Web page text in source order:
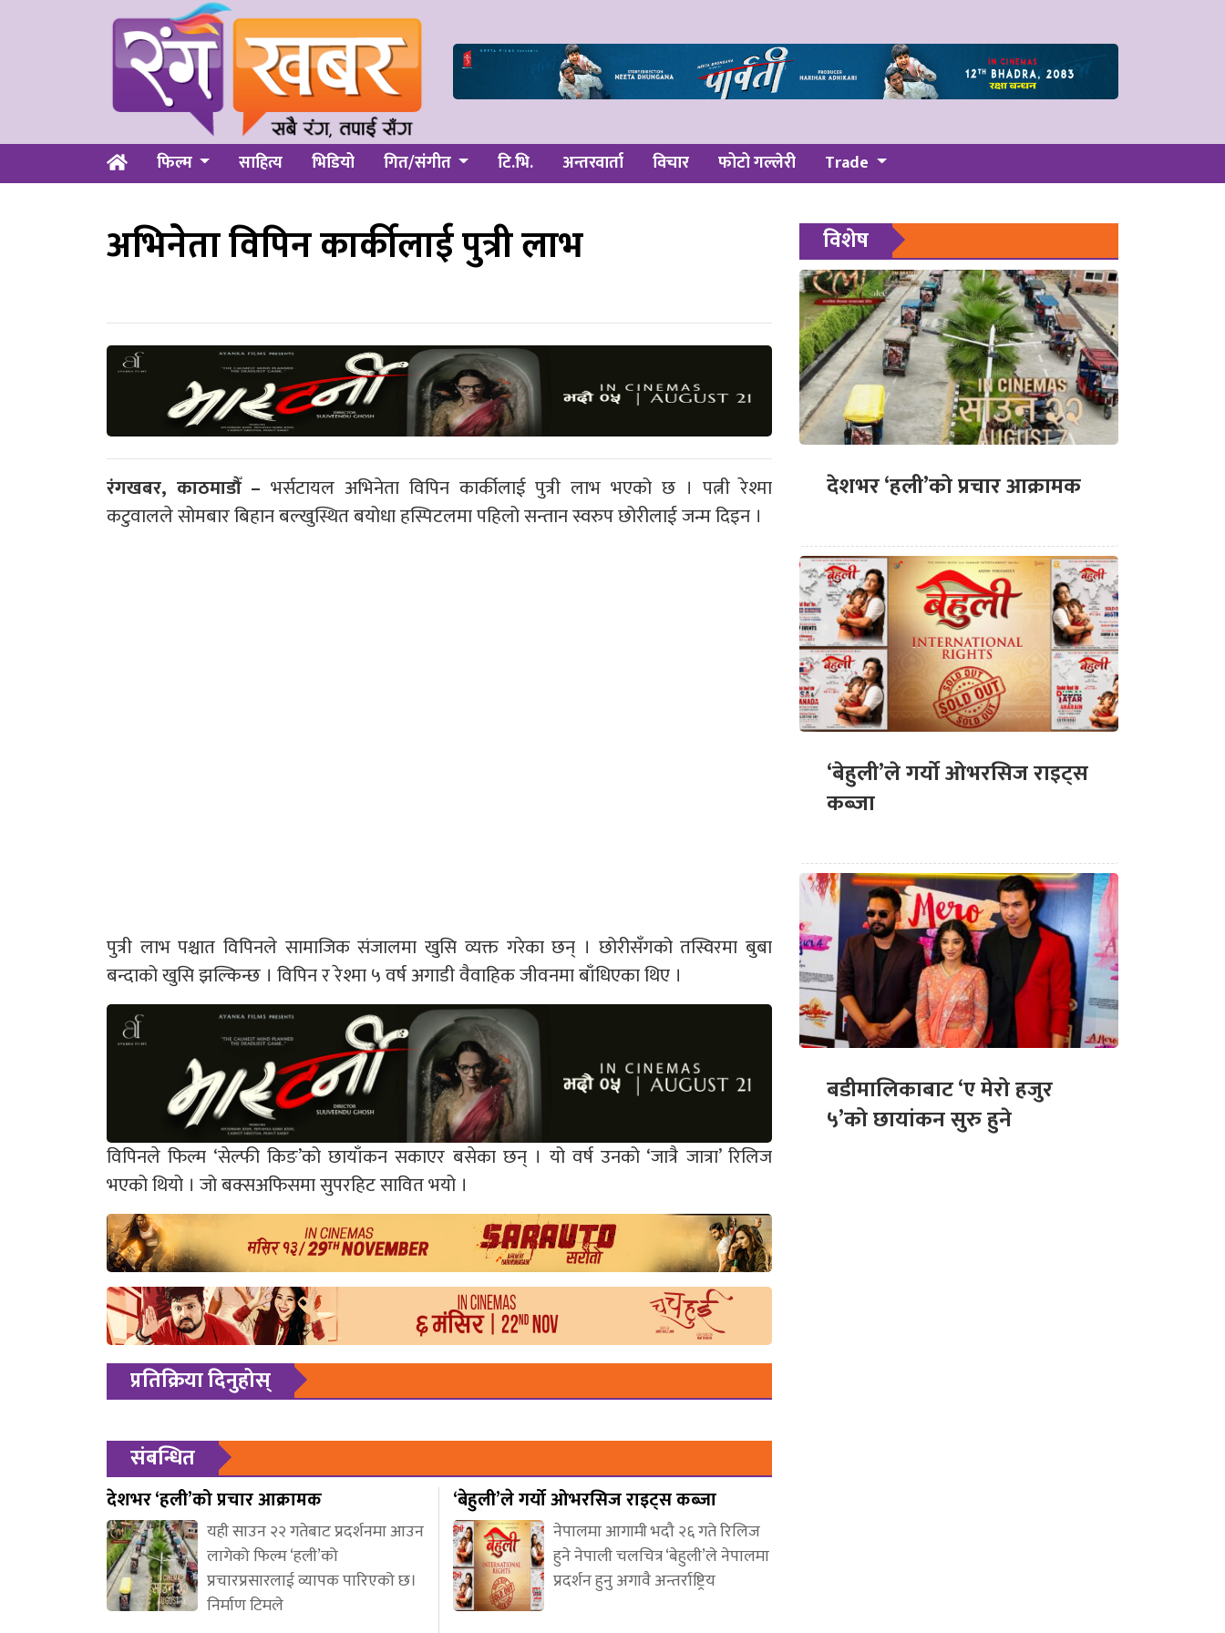
फिल्म साहित्य भिडियो गित/संगीत टि.भि. अन्तरवार्ता विचार फोटो गल्लेरी Trade
अभिनेता विपिन कार्कीलाई पुत्री लाभ
रंगखबर, काठमाडौँ – भर्सटायल अभिनेता विपिन कार्कीलाई पुत्री लाभ भएको छ । पत्नी रेश्मा
कटुवालले सोमबार बिहान बल्खुस्थित बयोधा हस्पिटलमा पहिलो सन्तान स्वरुप छोरीलाई जन्म दिइन ।
पुत्री लाभ पश्चात विपिनले सामाजिक संजालमा खुसि व्यक्त गरेका छन् । छोरीसँगको तस्विरमा बुबा
बन्दाको खुसि झल्किन्छ । विपिन र रेश्मा ५ वर्ष अगाडी वैवाहिक जीवनमा बाँधिएका थिए ।
विपिनले फिल्म ‘सेल्फी किङ’को छायाँकन सकाएर बसेका छन् । यो वर्ष उनको ‘जात्रै जात्रा’ रिलिज
भएको थियो । जो बक्सअफिसमा सुपरहिट सावित भयो ।
प्रतिक्रिया दिनुहोस्
संबन्धित
देशभर ‘हली’को प्रचार आक्रामक
यही साउन २२ गतेबाट प्रदर्शनमा आउन
लागेको फिल्म ‘हली’को
प्रचारप्रसारलाई व्यापक पारिएको छ।
निर्माण टिमले
‘बेहुली’ले गर्यो ओभरसिज राइट्स कब्जा
नेपालमा आगामी भदौ २६ गते रिलिज
हुने नेपाली चलचित्र ‘बेहुली’ले नेपालमा
प्रदर्शन हुनु अगावै अन्तर्राष्ट्रिय
विशेष
देशभर ‘हली’को प्रचार आक्रामक
‘बेहुली’ले गर्यो ओभरसिज राइट्स
कब्जा
बडीमालिकाबाट ‘ए मेरो हजुर
५’को छायांकन सुरु हुने